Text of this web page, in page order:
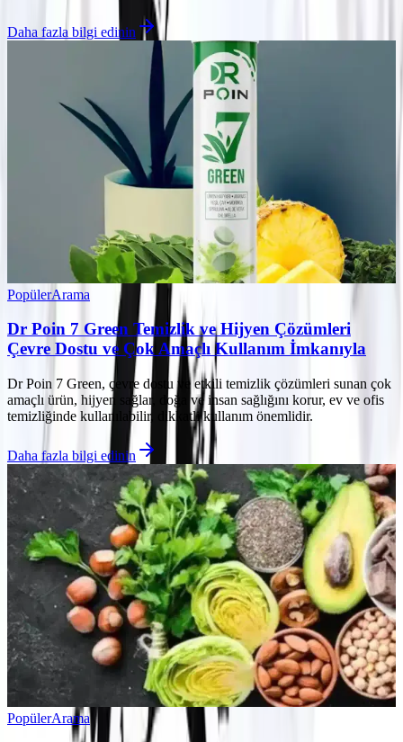
Daha fazla bilgi edinin
PopülerArama
Dr Poin 7 Green Temizlik ve Hijyen Çözümleri
Çevre Dostu ve Çok Amaçlı Kullanım İmkanıyla
Dr Poin 7 Green, çevre dostu ve etkili temizlik çözümleri sunan çok
amaçlı ürün, hijyen sağlar, doğa ve insan sağlığını korur, ev ve ofis
temizliğinde kullanılabilir, dikkatli kullanım önemlidir.
Daha fazla bilgi edinin
PopülerArama